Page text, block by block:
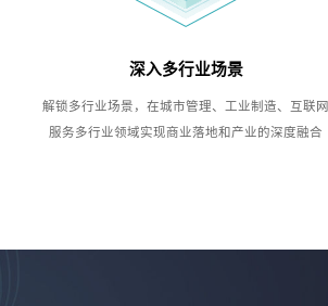
深入多行业场景
解锁多行业场景，在城市管理、工业制造、互联网
服务多行业领域实现商业落地和产业的深度融合